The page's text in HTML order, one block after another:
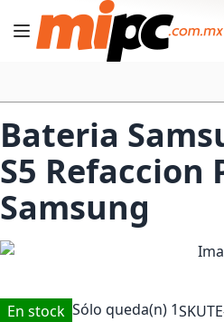
Cambiar Nav
Bateria
S5 Refaccion
Samsung
En stock Sólo queda(n) 1SKU